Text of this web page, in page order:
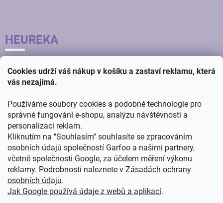
Cookies udrží váš nákup v košíku a zastaví reklamu, která
vás nezajímá.
Používáme soubory cookies a podobné technologie pro
správné fungování e-shopu, analýzu návštěvnosti a
personalizaci reklam.
Kliknutím na "Souhlasím" souhlasíte se zpracováním
osobních údajů společností Garfoo a našimi partnery,
včetně společnosti Google, za účelem měření výkonu
reklamy. Podrobnosti naleznete v Zásadách ochrany
osobních údajů.
Jak Google používá údaje z webů a aplikací.
HEUREKA